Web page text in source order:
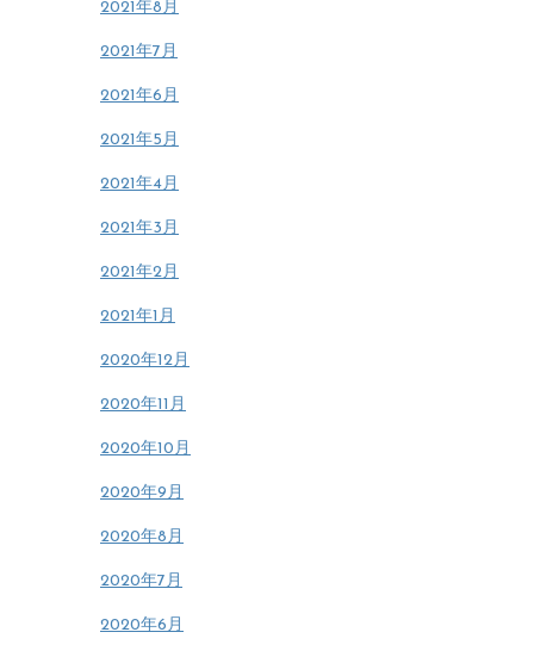
2021年8月
2021年7月
2021年6月
2021年5月
2021年4月
2021年3月
2021年2月
2021年1月
2020年12月
2020年11月
2020年10月
2020年9月
2020年8月
2020年7月
2020年6月